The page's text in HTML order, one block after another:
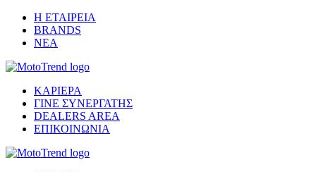
Η ΕΤΑΙΡΕΙΑ
BRANDS
ΝΕΑ
ΚΑΡΙΕΡΑ
ΓΙΝΕ ΣΥΝΕΡΓΑΤΗΣ
DEALERS AREA
ΕΠΙΚΟΙΝΩΝΙΑ